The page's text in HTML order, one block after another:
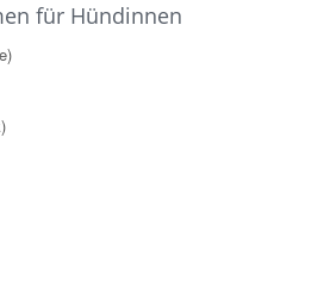
für Hündinnen